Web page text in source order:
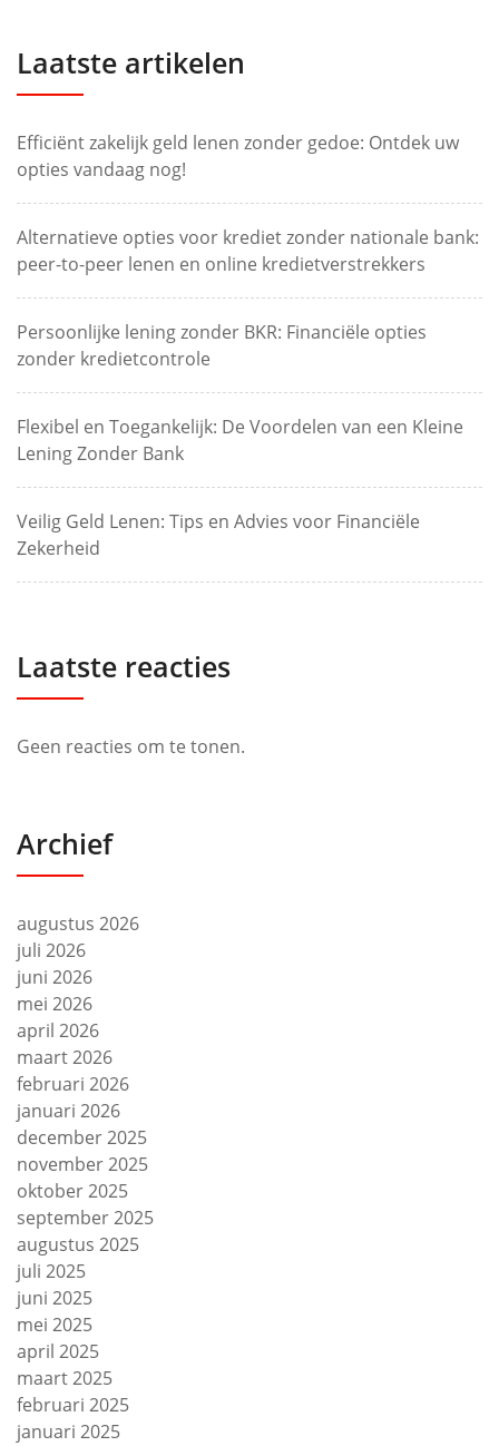
Laatste artikelen
Efficiënt zakelijk geld lenen zonder gedoe: Ontdek uw
opties vandaag nog!
Alternatieve opties voor krediet zonder nationale bank:
peer-to-peer lenen en online kredietverstrekkers
Persoonlijke lening zonder BKR: Financiële opties
zonder kredietcontrole
Flexibel en Toegankelijk: De Voordelen van een Kleine
Lening Zonder Bank
Veilig Geld Lenen: Tips en Advies voor Financiële
Zekerheid
Laatste reacties
Geen reacties om te tonen.
Archief
augustus 2026
juli 2026
juni 2026
mei 2026
april 2026
maart 2026
februari 2026
januari 2026
december 2025
november 2025
oktober 2025
september 2025
augustus 2025
juli 2025
juni 2025
mei 2025
april 2025
maart 2025
februari 2025
januari 2025